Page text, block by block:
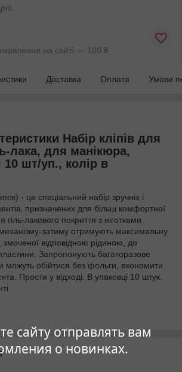
сайту отправлять вам
о новинках.
на сайті — 100 ₴
Доставка Оплата Умови
Набір кліпів для
лака, для манікюра,
10 шт/уп., колір в
- це спеціальний набір зручніх і
призначених для більш комфортної
гіль-лакового покриття з ніготками.
затиму отримують максимальну
змоченої відповідною рідиною, до
пластини. Запропонують багаторазове
можуть обійтися без фольги, економити
Прости у відході. В упаковці 10 штук.